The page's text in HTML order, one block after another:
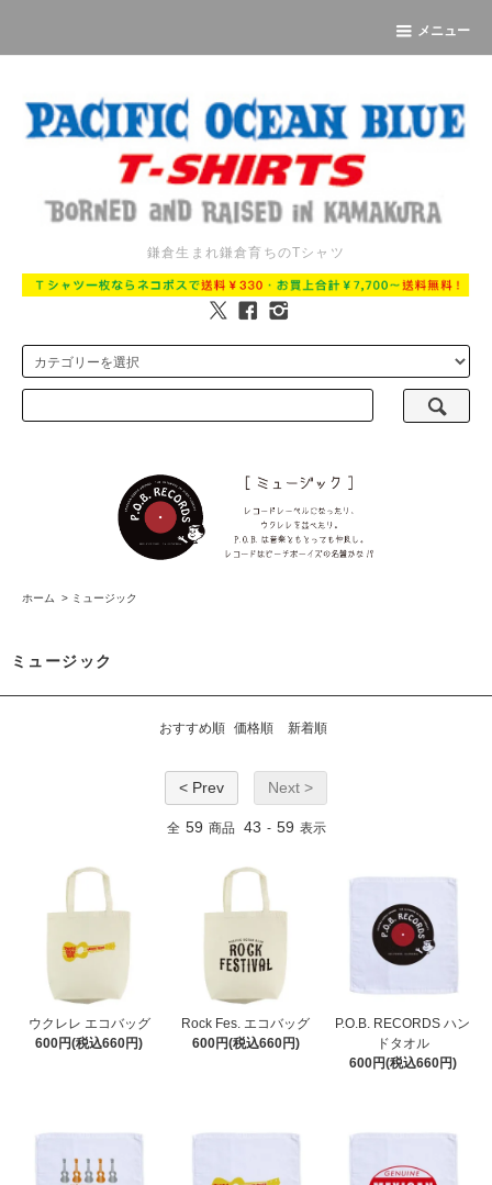
メニュー
鎌倉生まれ鎌倉育ちのTシャツ
ホーム > ミュージック
ミュージック
おすすめ順 価格順 新着順
< Prev Next >
全 59 商品 43 - 59 表示
ウクレレ エコバッグ
600円(税込660円)
Rock Fes. エコバッグ
600円(税込660円)
P.O.B. RECORDS ハン
ドタオル
600円(税込660円)